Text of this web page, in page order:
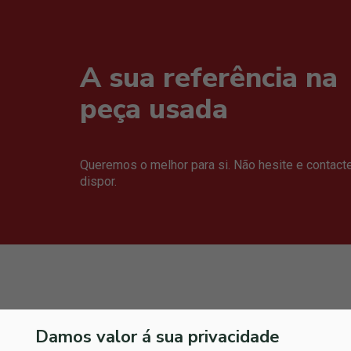
A sua referência na
peça usada
Queremos o melhor para si. Não hesite e
dispor.
Damos valor á sua privacidade